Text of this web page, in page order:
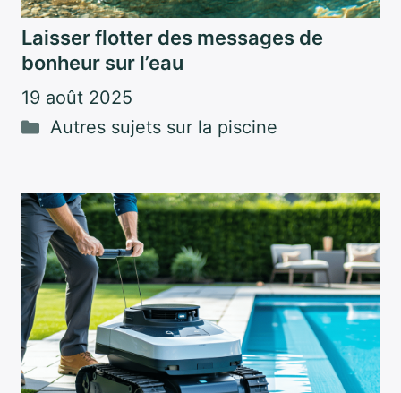
Laisser flotter des messages de
bonheur sur l’eau
19 août 2025
Catégories
Autres sujets sur la piscine